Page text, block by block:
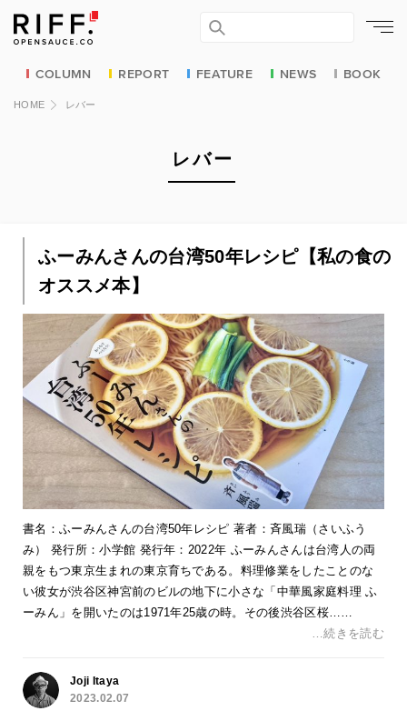
COLUMN REPORT FEATURE NEWS BOOK
HOME レバー
レバー
ふーみんさんの台湾50年レシピ【私の食の
オススメ本】
書名：ふーみんさんの台湾50年レシピ 著者：斉風瑞（さいふう
み） 発行所：小学館 発行年：2022年 ふーみんさんは台湾人の両
親をもつ東京生まれの東京育ちである。料理修業をしたことのな
い彼女が渋谷区神宮前のビルの地下に小さな「中華風家庭料理 ふ
ーみん」を開いたのは1971年25歳の時。その後渋谷区桜……
…続きを読む
Joji Itaya
2023.02.07